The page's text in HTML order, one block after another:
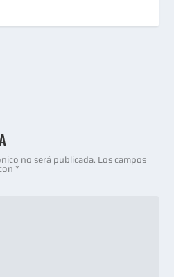
no será publicada. Los campos
*